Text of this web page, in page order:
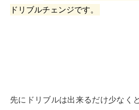
ドリブルチェンジです。
先にドリブルは出来るだけ少なく